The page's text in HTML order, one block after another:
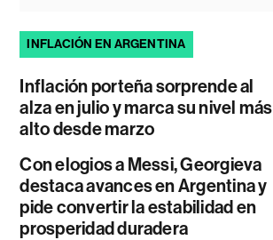
INFLACIÓN EN ARGENTINA
Inflación porteña sorprende al
alza en julio y marca su nivel más
alto desde marzo
Con elogios a Messi, Georgieva
destaca avances en Argentina y
pide convertir la estabilidad en
prosperidad duradera